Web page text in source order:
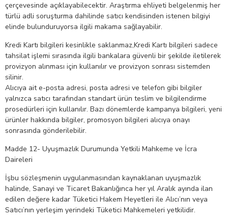
çerçevesinde açıklayabilecektir. Araştırma ehliyeti belgelenmiş her
türlü adli soruşturma dahilinde satıcı kendisinden istenen bilgiyi
elinde bulunduruyorsa ilgili makama sağlayabilir.
Kredi Kartı bilgileri kesinlikle saklanmaz,Kredi Kartı bilgileri sadece
tahsilat işlemi sırasında ilgili bankalara güvenli bir şekilde iletilerek
provizyon alınması için kullanılır ve provizyon sonrası sistemden
silinir.
Alıcıya ait e-posta adresi, posta adresi ve telefon gibi bilgiler
yalnızca satıcı tarafından standart ürün teslim ve bilgilendirme
prosedürleri için kullanılır. Bazı dönemlerde kampanya bilgileri, yeni
ürünler hakkında bilgiler, promosyon bilgileri alıcıya onayı
sonrasında gönderilebilir.
Madde 12- Uyuşmazlık Durumunda Yetkili Mahkeme ve İcra
Daireleri
İşbu sözleşmenin uygulanmasından kaynaklanan uyuşmazlık
halinde, Sanayi ve Ticaret Bakanlığınca her yıl Aralık ayında ilan
edilen değere kadar Tüketici Hakem Heyetleri ile Alıcı’nın veya
Satıcı’nın yerleşim yerindeki Tüketici Mahkemeleri yetkilidir.